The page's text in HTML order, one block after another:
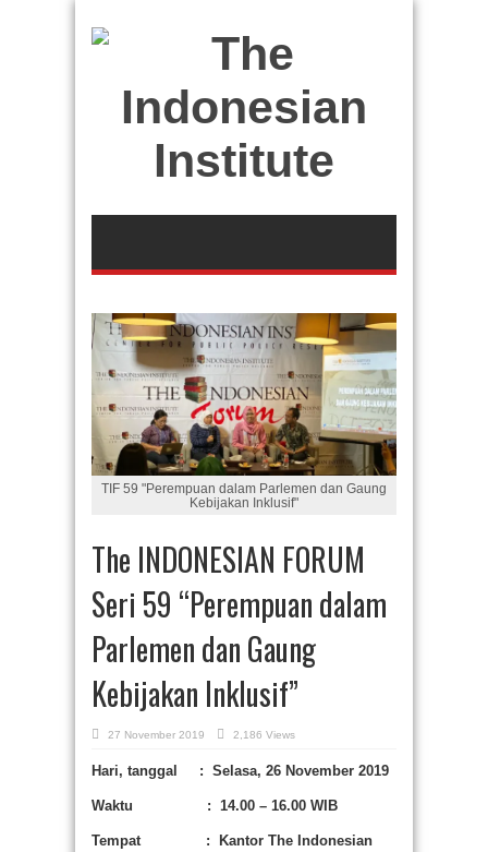
TIF 59 "Perempuan dalam Parlemen dan Gaung
Kebijakan Inklusif"
The INDONESIAN FORUM
Seri 59 “Perempuan dalam
Parlemen dan Gaung
Kebijakan Inklusif”
27 November 2019 2,186 Views
Hari, tanggal : Selasa, 26 November 2019
Waktu : 14.00 – 16.00 WIB
Tempat :
Kantor The Indonesian